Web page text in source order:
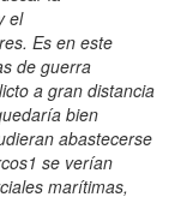
el
Es en este
de guerra
a gran distancia
bien
abastecerse
se verían
marítimas,